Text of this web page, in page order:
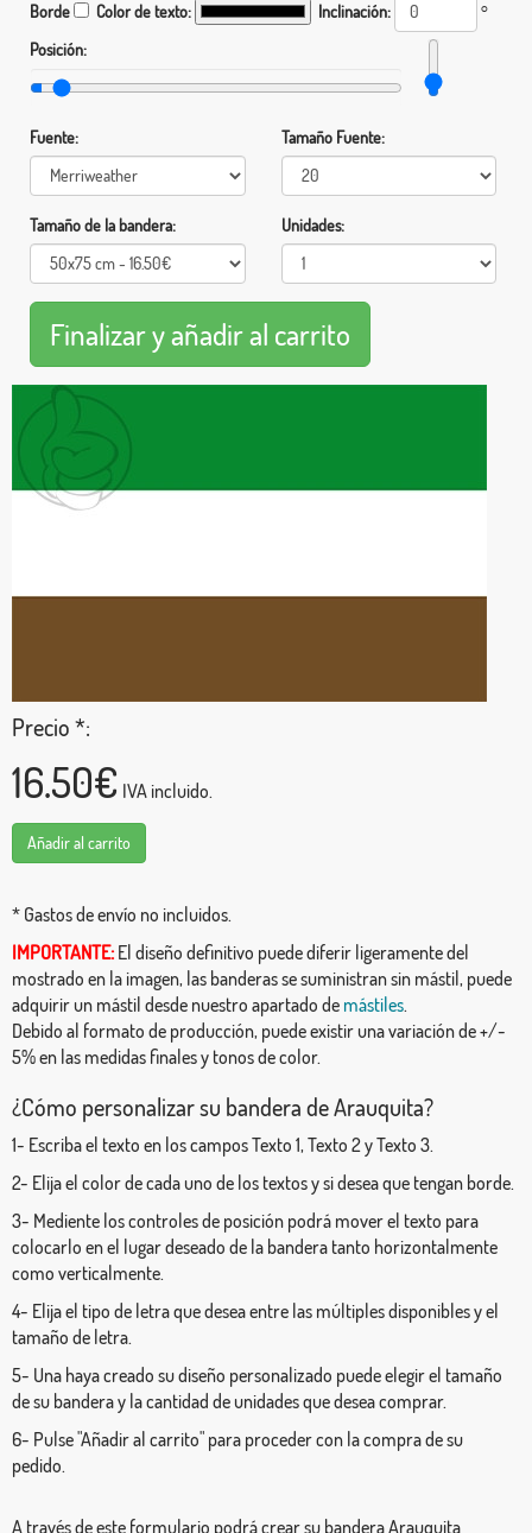
Borde Color de texto: Inclinación:
°
Posición:
Fuente: Tamaño Fuente:
Tamaño de la bandera: Unidades:
Precio *:
16.50€ IVA incluido.
Añadir al carrito
* Gastos de envío no incluidos.
IMPORTANTE: El diseño definitivo puede diferir ligeramente del
mostrado en la imagen, las banderas se suministran sin mástil, puede
adquirir un mástil desde nuestro apartado de mástiles.
Debido al formato de producción, puede existir una variación de +/-
5% en las medidas finales y tonos de color.
¿Cómo personalizar su bandera de Arauquita?
1- Escriba el texto en los campos Texto 1, Texto 2 y Texto 3.
2- Elija el color de cada uno de los textos y si desea que tengan borde.
3- Mediente los controles de posición podrá mover el texto para
colocarlo en el lugar deseado de la bandera tanto horizontalmente
como verticalmente.
4- Elija el tipo de letra que desea entre las múltiples disponibles y el
tamaño de letra.
5- Una haya creado su diseño personalizado puede elegir el tamaño
de su bandera y la cantidad de unidades que desea comprar.
6- Pulse "Añadir al carrito" para proceder con la compra de su
pedido.
A través de este formulario podrá crear su bandera Arauquita